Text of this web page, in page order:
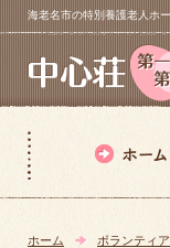
海老名市の特別養護老人ホ
ホーム ボランティ